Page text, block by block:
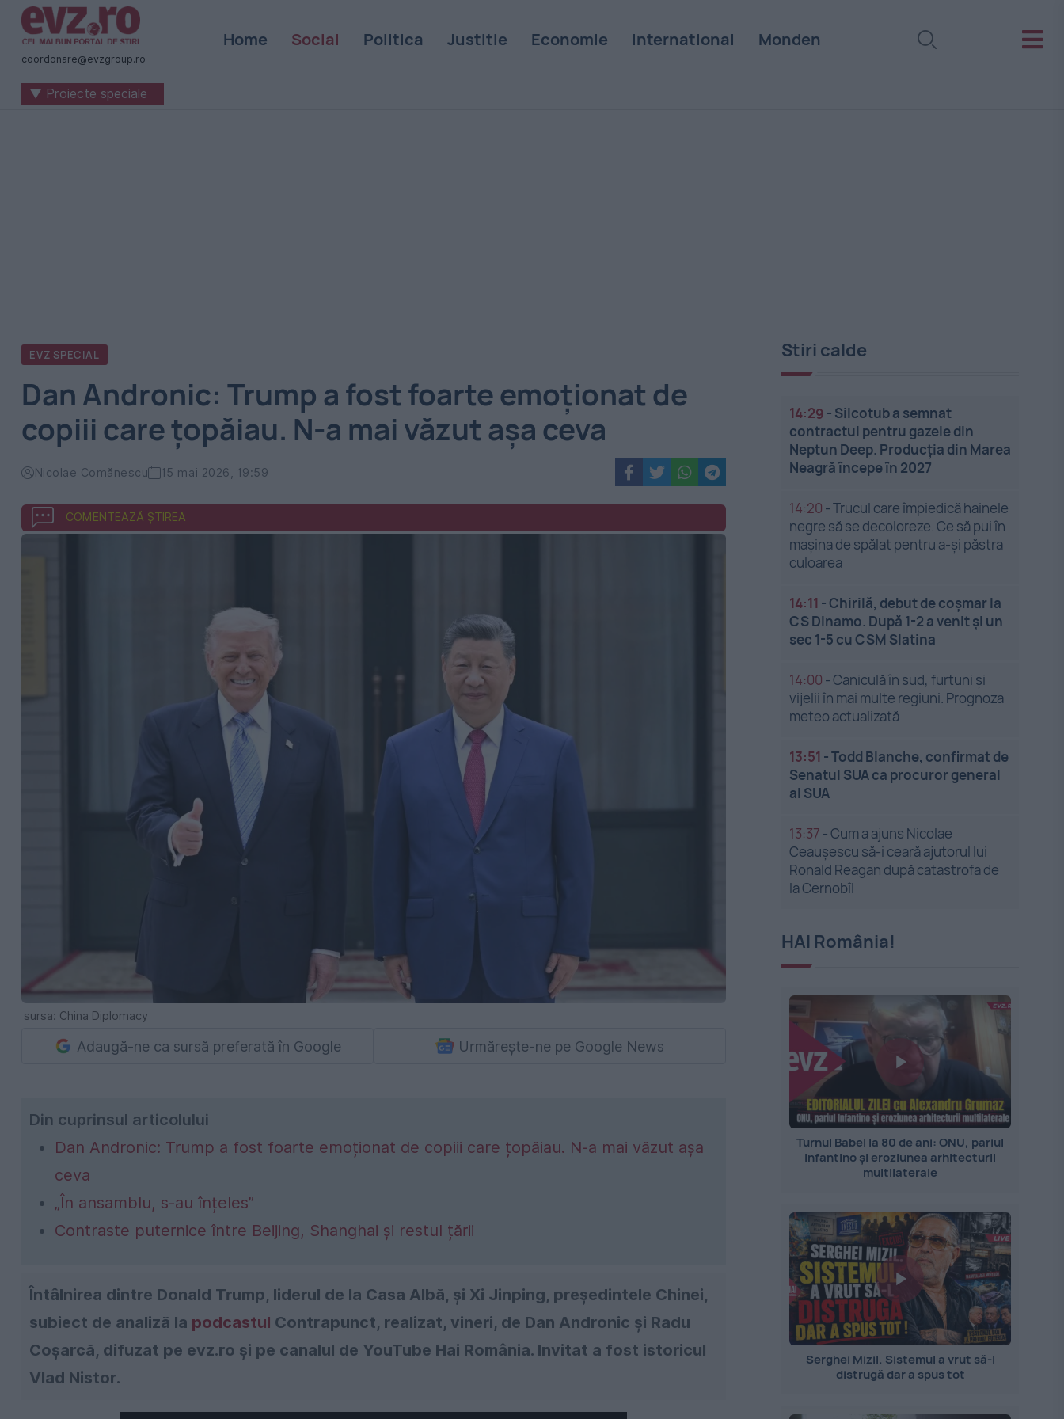
Știri
naționale
internaționale
coordonare@evzgroup.ro
Home Social Politica Justitie Economie International Monden
▼ Proiecte speciale
EVZ SPECIAL
Dan Andronic: Trump a fost foarte emoționat de
copiii care țopăiau. N-a mai văzut așa ceva
Nicolae Comănescu 15 mai 2026, 19:59
COMENTEAZĂ ȘTIREA
sursa: China Diplomacy
Adaugă-ne ca sursă preferată în Google Urmărește-ne pe Google News
Din cuprinsul articolului
Dan Andronic: Trump a fost foarte emoționat de copiii care țopăiau. N-a mai văzut așa
ceva
„În ansamblu, s-au înțeles”
Contraste puternice între Beijing, Shanghai și restul țării
Întâlnirea dintre Donald Trump, liderul de la Casa Albă, și Xi Jinping, președintele Chinei,
subiect de analiză la podcastul Contrapunct, realizat, vineri, de Dan Andronic și Radu
Coșarcă, difuzat pe evz.ro și pe canalul de YouTube Hai România. Invitat a fost istoricul
Vlad Nistor.
Stiri calde
14:29 - Silcotub a semnat
contractul pentru gazele din
Neptun Deep. Producția din Marea
Neagră începe în 2027
14:20 -Trucul care împiedică hainele
negre să se decoloreze. Ce să pui în
mașina de spălat pentru a-și păstra
culoarea
14:11 -Chirilă, debut de coșmar la
CS Dinamo. După 1-2 a venit și un
sec 1-5 cu CSM Slatina
14:00 -Caniculă în sud, furtuni și
vijelii în mai multe regiuni. Prognoza
meteo actualizată
13:51 -Todd Blanche, confirmat de
Senatul SUA ca procuror general
al SUA
13:37 -Cum a ajuns Nicolae
Ceaușescu să-i ceară ajutorul lui
Ronald Reagan după catastrofa de
la Cernobîl
HAI România!
Turnul Babel la 80 de ani: ONU, pariul
Infantino și eroziunea arhitecturii
multilaterale
Serghei Mizil. Sistemul a vrut să-l
distrugă dar a spus tot